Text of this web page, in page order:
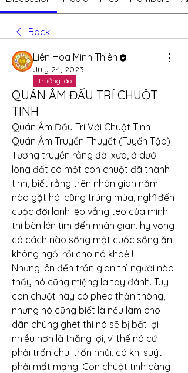
Back
Liên Hoa Minh Thiên
July 24, 2023
Trưởng lão
QUÁN ÂM ĐẤU TRÍ CHUỘT
TINH
Quán Âm Đấu Trí Với Chuột Tinh -
Quán Âm Truyền Thuyết (Tuyển Tập)
Tương truyền rằng đời xưa, ở dưới
lòng đất có một con chuột đã thành
tinh, biết rằng trên nhân gian năm
nào gặt hái cũng trúng mùa, nghĩ đến
cuộc đời lạnh lẽo vắng teo của mình
thì bèn lén tìm đến nhân gian, hy vọng
có cách nào sống một cuộc sống ăn
không ngồi rồi cho nó khoẻ !
Nhưng lên đến trần gian thì người nào
thấy nó cũng miệng la tay đánh. Tuy
con chuột này có phép thần thông,
nhưng nó cũng biết là nếu làm cho
dân chúng ghét thì nó sẽ bị bất lợi
nhiều hơn là thắng lợi, vì thế nó cứ
phải trốn chui trốn nhủi, có khi suýt
phải mất mạng. Con chuột tinh càng